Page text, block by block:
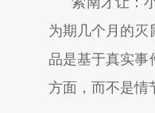
为期几个月的灭
品是基于真实事
方面，而不是情